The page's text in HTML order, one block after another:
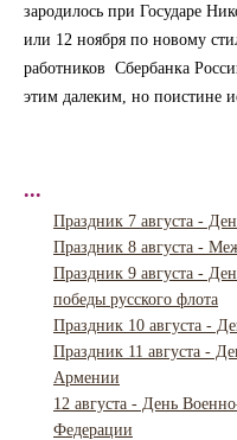
зародилось при Государе
или 12 ноября по новому
работников Сбербанка
этим далеким, но поистине
...
Праздник 7 августа -
Праздник 8 августа -
Праздник 9 августа -
победы русского флота
Праздник 10 августа -
Праздник 11 августа -
Армении
12 августа - День
Федерации